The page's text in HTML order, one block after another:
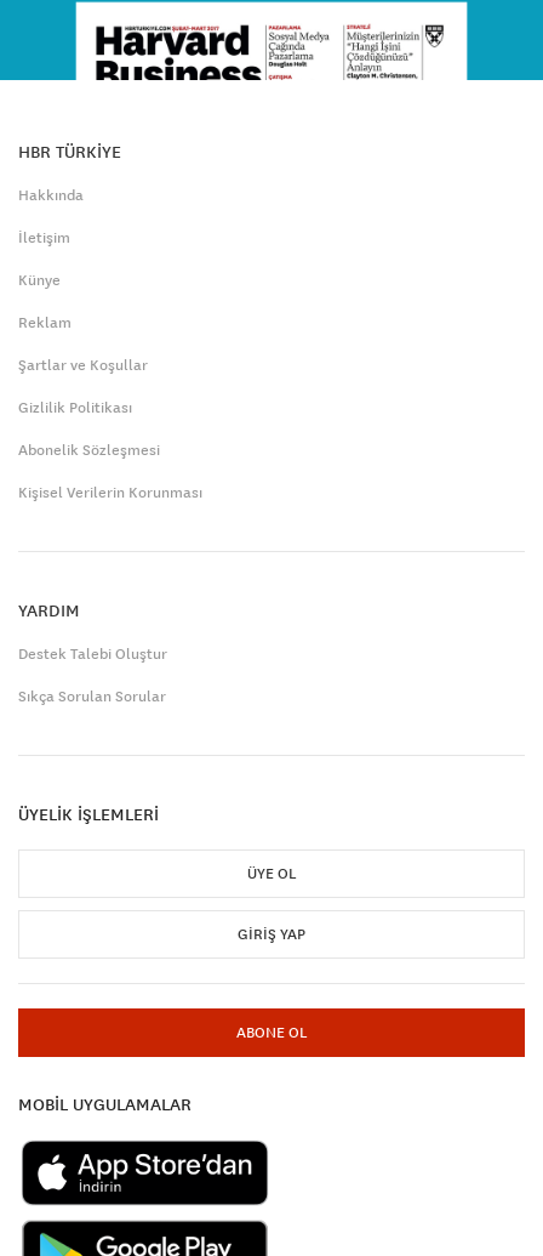
HBR TÜRKİYE
Hakkında
İletişim
Künye
Reklam
Şartlar ve Koşullar
Gizlilik Politikası
Abonelik Sözleşmesi
Kişisel Verilerin Korunması
YARDIM
Destek Talebi Oluştur
Sıkça Sorulan Sorular
ÜYELİK İŞLEMLERİ
ÜYE OL
GIRIŞ YAP
ABONE OL
MOBİL UYGULAMALAR